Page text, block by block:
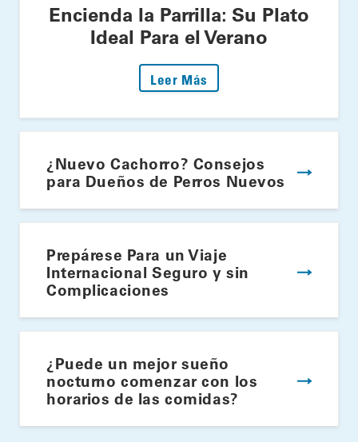
Encienda la Parrilla: Su Plato
Ideal Para el Verano
Leer Más
¿Nuevo Cachorro? Consejos
para Dueños de Perros Nuevos
Prepárese Para un Viaje
Internacional Seguro y sin
Complicaciones
¿Puede un mejor sueño
nocturno comenzar con los
horarios de las comidas?